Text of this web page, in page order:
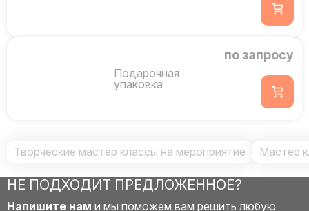
Подарочная
упаковка
по запросу
Творческие мастер классы на мероприятие Мастер
НЕ ПОДХОДИТ ПРЕДЛОЖЕННОЕ?
Напишите нам и мы поможем вам решить любую